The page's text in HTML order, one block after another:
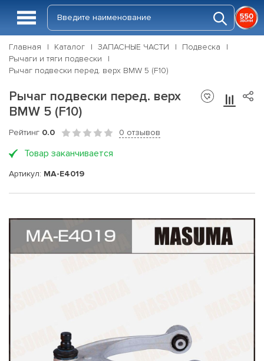
Главная Каталог ЗАПАСНЫЕ ЧАСТИ
Подвеска
Рычаги и тяги подвески
Рычаг подвески перед. верх BMW 5 (F10)
Рычаг подвески перед. верх
BMW 5 (F10)
Рейтинг 0.0 0 отзывов
Товар заканчивается
Артикул: MA-E4019